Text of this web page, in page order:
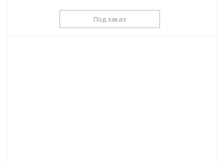
Под заказ